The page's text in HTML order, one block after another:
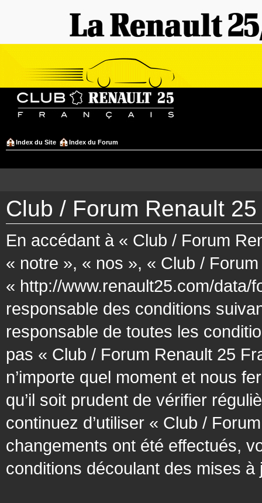
Index du Site Index du Forum
Club / Forum Renault
En accédant à « Club / Forum
« notre », « nos », « Club /
« http://www.renault25.com/data/
responsable des conditions
responsable de toutes les
pas « Club / Forum Renault 25
n’importe quel moment et nous
qu’il soit prudent de vérifier
continuez d’utiliser « Club /
changements ont été effectués,
conditions découlant des mises